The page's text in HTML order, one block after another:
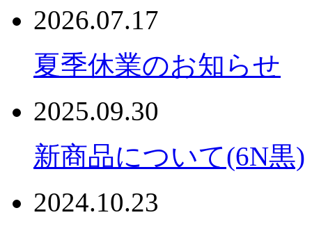
2026.07.17
夏季休業のお知らせ
2025.09.30
新商品について(6N黒)
2024.10.23